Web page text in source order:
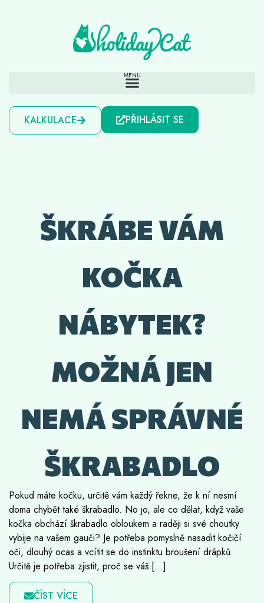
KALKULACE PŘIHLÁSIT SE
ŠKRÁBE VÁM
KOČKA
NÁBYTEK?
MOŽNÁ JEN
NEMÁ SPRÁVNÉ
ŠKRABADLO
Pokud máte kočku, určitě vám každý řekne, že k ní nesmí
doma chybět také škrabadlo. No jo, ale co dělat, když vaše
kočka obchází škrabadlo obloukem a raději si své choutky
vybije na vašem gauči? Je potřeba pomyslně nasadit kočičí
oči, dlouhý ocas a vcítit se do instinktu broušení drápků.
Určitě je potřeba zjistit, proč se váš […]
ČÍST VÍCE